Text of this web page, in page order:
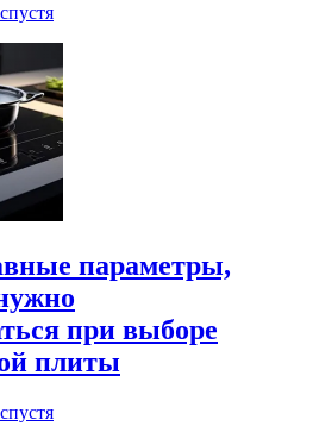
параметры,
при выборе
плиты